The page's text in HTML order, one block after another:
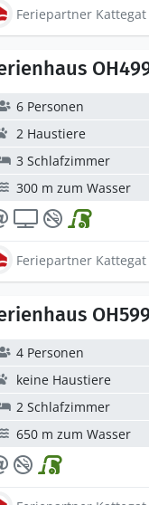
Feriepartner Kattegat
6 Personen
2 Haustiere
3 Schlafzimmer
300 m zum Wasser
Feriepartner Kattegat
4 Personen
keine Haustiere
2 Schlafzimmer
650 m zum Wasser